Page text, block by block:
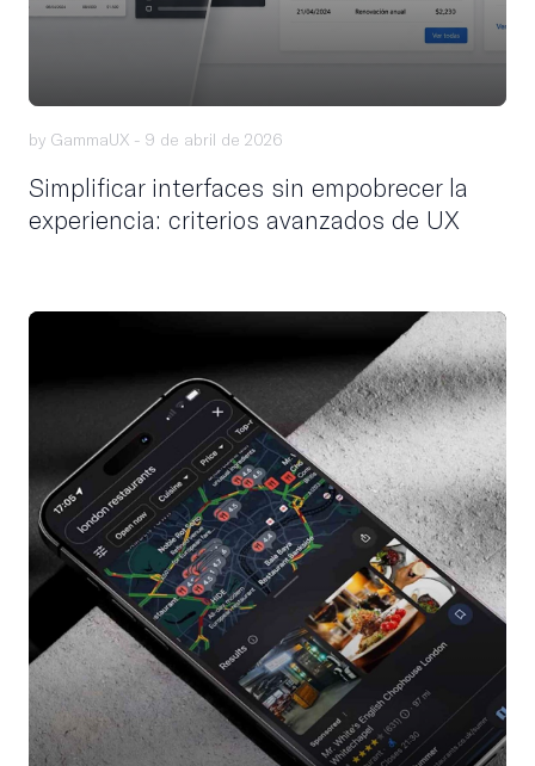
by GammaUX - 9 de abril de 2026
Simplificar interfaces sin empobrecer la
experiencia: criterios avanzados de UX